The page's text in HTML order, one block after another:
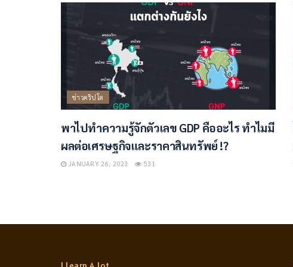
ข่าวคริปโต
พาไปทำความรู้จักตัวเลข GDP คืออะไร ทำไมมี
ผลต่อเศรษฐกิจและราคาสินทรัพย์ !?
JANUARY 26, 2023 531